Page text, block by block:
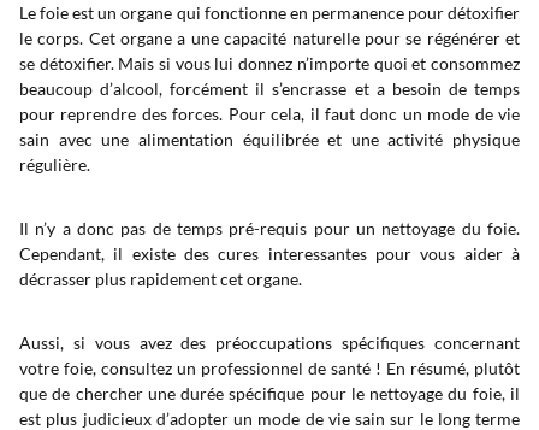
Le foie est un organe qui fonctionne en permanence pour détoxifier
le corps. Cet organe a une capacité naturelle pour se régénérer et
se détoxifier. Mais si vous lui donnez n’importe quoi et consommez
beaucoup d’alcool, forcément il s’encrasse et a besoin de temps
pour reprendre des forces. Pour cela, il faut donc un mode de vie
sain avec une alimentation équilibrée et une activité physique
régulière.
Il n’y a donc pas de temps pré-requis pour un nettoyage du foie.
Cependant, il existe des cures interessantes pour vous aider à
décrasser plus rapidement cet organe.
Aussi, si vous avez des préoccupations spécifiques concernant
votre foie, consultez un professionnel de santé ! En résumé, plutôt
que de chercher une durée spécifique pour le nettoyage du foie, il
est plus judicieux d’adopter un mode de vie sain sur le long terme